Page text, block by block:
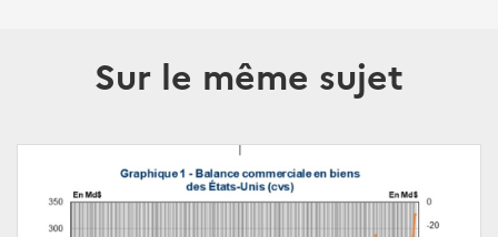
Sur le même sujet